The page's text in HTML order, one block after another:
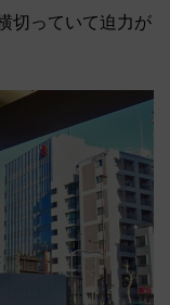
切っていて迫力が